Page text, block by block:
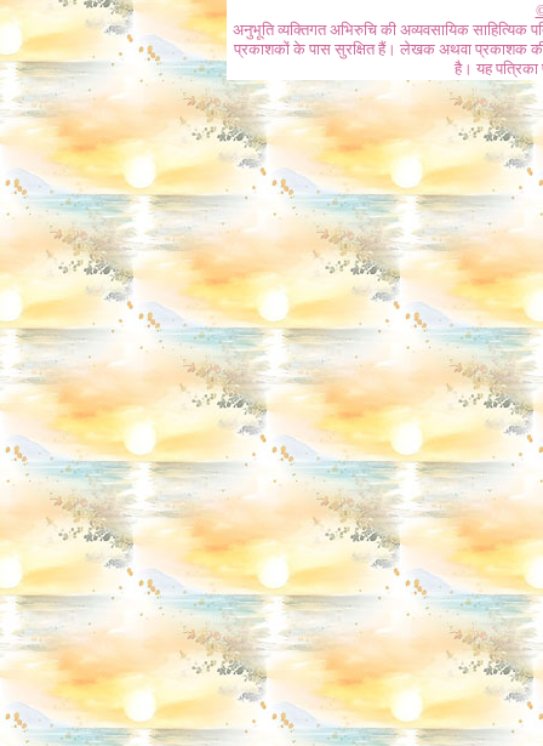
अनुभूति व्यक्तिगत अभिरुचि की अव्यवसायिक
प्रकाशकों के पास सुरक्षित हैं। लेखक अथवा प्रकाशक की
है। यह पत्रिका